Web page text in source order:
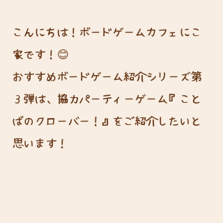
こんにちは！ボードゲームカフェにこ
家です！😊
おすすめボードゲーム紹介シリーズ第
３弾は、協力パーティーゲーム『こと
ばのクローバー！』をご紹介したいと
思います！